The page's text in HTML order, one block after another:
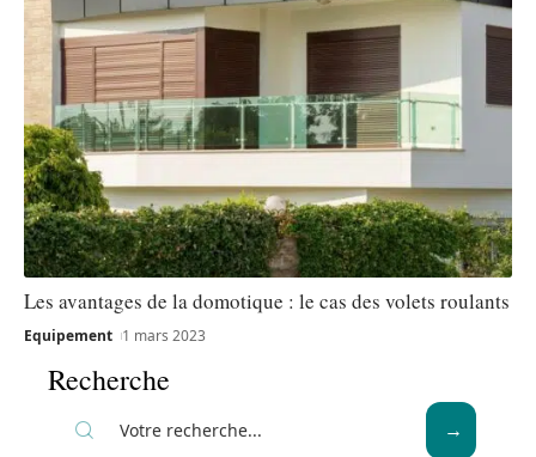
Les avantages de la domotique : le cas des volets roulants
Equipement 1 mars 2023
Recherche